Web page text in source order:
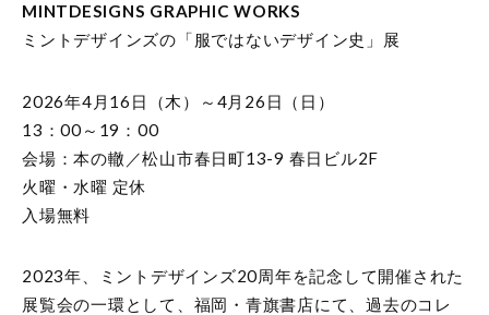
MINTDESIGNS GRAPHIC WORKS
ミントデザインズの「服ではないデザイン史」展
2026年4月16日（木）～4月26日（日）
13：00～19：00
会場：本の轍／松山市春日町13-9 春日ビル2F
火曜・水曜 定休
入場無料
2023年、ミントデザインズ20周年を記念して開催された
展覧会の一環として、福岡・青旗書店にて、過去のコレ